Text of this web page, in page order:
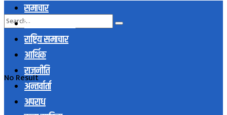
No Result
समाचार
स्थानिय समाचार
राष्ट्रिय समाचार
आर्थिक
राजनीति
अन्तर्वार्ता
अपराध